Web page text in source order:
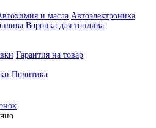
и масла Автоэлектроника
Воронка для топлива
Гарантия на товар
Политика